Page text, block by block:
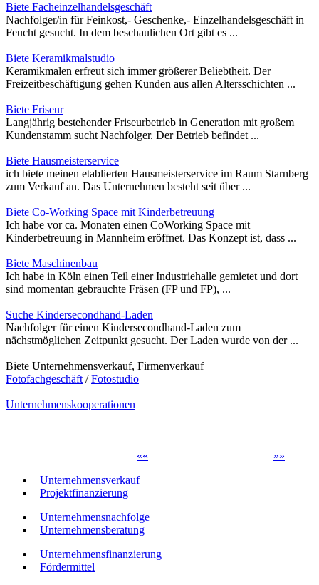
Biete Facheinzelhandelsgeschäft
Nachfolger/in für Feinkost,- Geschenke,- Einzelhandelsgeschäft in
Feucht gesucht. In dem beschaulichen Ort gibt es ...
Biete Keramikmalstudio
Keramikmalen erfreut sich immer größerer Beliebtheit. Der
Freizeitbeschäftigung gehen Kunden aus allen Altersschichten ...
Biete Friseur
Langjährig bestehender Friseurbetrieb in Generation mit großem
Kundenstamm sucht Nachfolger. Der Betrieb befindet ...
Biete Hausmeisterservice
ich biete meinen etablierten Hausmeisterservice im Raum Starnberg
zum Verkauf an. Das Unternehmen besteht seit über ...
Biete Co-Working Space mit Kinderbetreuung
Ich habe vor ca. Monaten einen CoWorking Space mit
Kinderbetreuung in Mannheim eröffnet. Das Konzept ist, dass ...
Biete Maschinenbau
Ich habe in Köln einen Teil einer Industriehalle gemietet und dort
sind momentan gebrauchte Fräsen (FP und FP), ...
Suche Kindersecondhand-Laden
Nachfolger für einen Kindersecondhand-Laden zum
nächstmöglichen Zeitpunkt gesucht. Der Laden wurde von der ...
Biete Unternehmensverkauf, Firmenverkauf
Fotofachgeschäft /Fotostudio
Unternehmenskooperationen
»»
««
Unternehmensverkauf
Projektfinanzierung
Unternehmensnachfolge
Unternehmensberatung
Unternehmensfinanzierung
Fördermittel